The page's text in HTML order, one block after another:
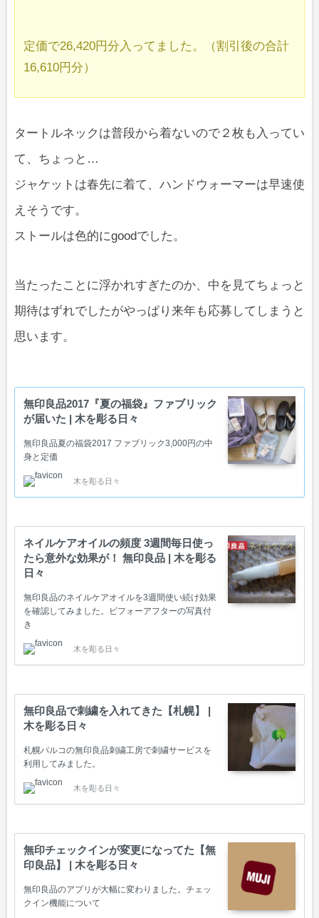
定価で26,420円分入ってました。（割引後の合計
16,610円分）
タートルネックは普段から着ないので２枚も入ってい
て、ちょっと…
ジャケットは春先に着て、ハンドウォーマーは早速使
えそうです。
ストールは色的にgoodでした。
当たったことに浮かれすぎたのか、中を見てちょっと
期待はずれでしたがやっぱり来年も応募してしまうと
思います。
無印良品2017『夏の福袋』ファブリック
が届いた | 木を彫る日々
無印良品夏の福袋2017 ファブリック3,000円の中
身と定価
木を彫る日々
ネイルケアオイルの頻度 3週間毎日使っ
たら意外な効果が！ 無印良品 | 木を彫る
日々
無印良品のネイルケアオイルを3週間使い続け効果
を確認してみました。ビフォーアフターの写真付
き
木を彫る日々
無印良品で刺繍を入れてきた【札幌】 |
木を彫る日々
札幌パルコの無印良品刺繍工房で刺繍サービスを
利用してみました。
木を彫る日々
無印チェックインが変更になってた【無
印良品】 | 木を彫る日々
無印良品のアプリが大幅に変わりました。チェッ
クイン機能について